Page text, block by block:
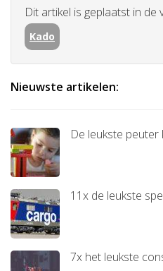
Dit artikel is geplaatst in de
Kado
Nieuwste artikelen:
De leukste peuter
11x de leukste
7x het leukste